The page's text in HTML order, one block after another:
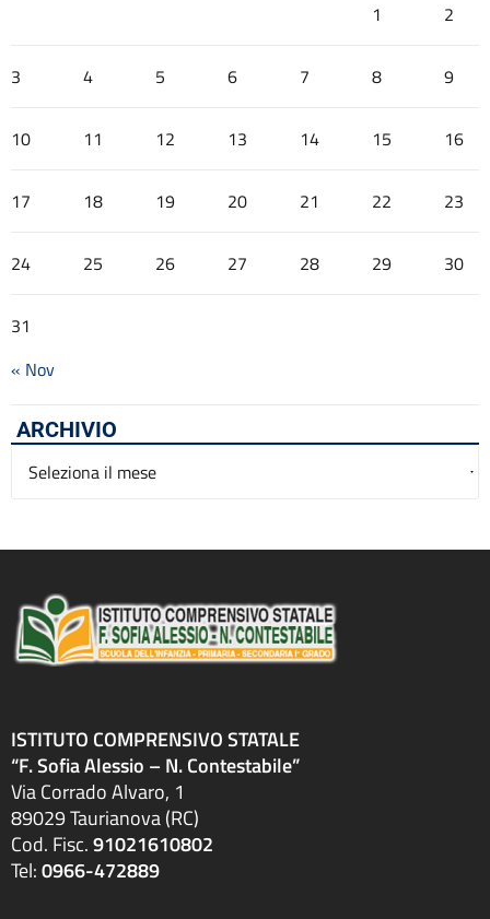
1 2
3 4 5 6 7 8 9
10 11 12 13 14 15 16
17 18 19 20 21 22 23
24 25 26 27 28 29 30
31
« Nov
ARCHIVIO
Archivio
ISTITUTO COMPRENSIVO STATALE
“F. Sofia Alessio – N. Contestabile”
Via Corrado Alvaro, 1
89029 Taurianova (RC)
Cod. Fisc.91021610802
Tel:0966-472889